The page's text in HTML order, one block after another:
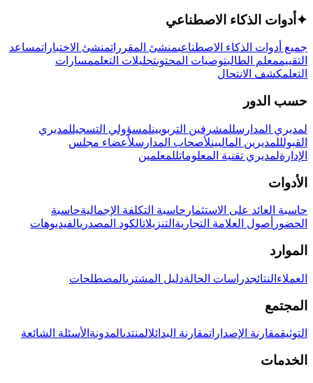
✦ أدوات الذكاء الاصطناعي
جميع أدوات الذكاء الاصطناعيمنشئ المقرراتمنشئ الاختباراتمساعد
التقييممعلم الطالبتوصيات المحتوىتحليلات التعلممسارات
التعلمكشف الانتحال
حسب الدور
لمديري المدارسللمشرفين التربويينلمسؤولي التسجيللمديري
القبولللمديرين الماليينلأصحاب المدارسلأعضاء مجلس
الإدارةلمديري تقنية المعلوماتللمعلمين
الأدوات
حاسبة العائد على الاستثمار حاسبة التكلفة الإجماليةحاسبة
الحضور أصول العلامة التجارية التنزيلاتالكود المصدريالفيديوهات
الموارد
العملاء النتائجدراسات الحالةدليل المشتريالمصطلحات
المجتمع
التوثيقمقارنة الإصداراتمقارنة البدائلالمنتدىالمدونة الأسئلة الشائعة
الخدمات